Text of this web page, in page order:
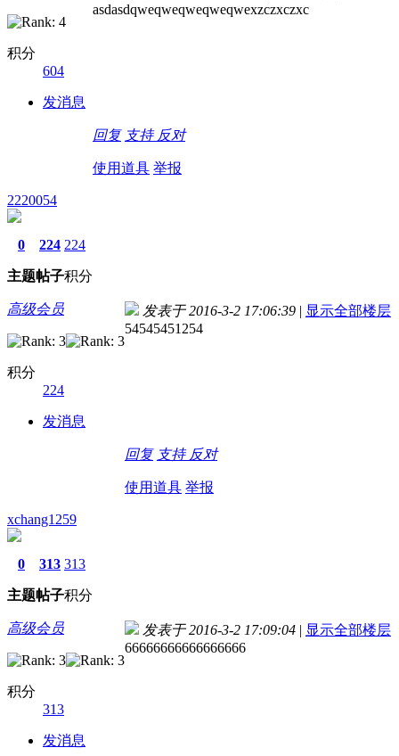
积分
604
发消息
asdasdqweqweqweqweqwexzczxczxc
回复 支持 反对
使用道具 举报
2220054
0
主题
224
帖子
224
积分
高级会员
积分
224
发消息
发表于 2016-3-2 17:06:39 | 显示全部楼层
54545451254
回复 支持 反对
使用道具 举报
xchang1259
0
主题
313
帖子
313
积分
高级会员
积分
313
发消息
发表于 2016-3-2 17:09:04 | 显示全部楼层
66666666666666666